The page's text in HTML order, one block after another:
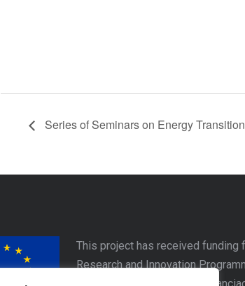
Series of Seminars on Energy
This project has received funding
Research and Innovation